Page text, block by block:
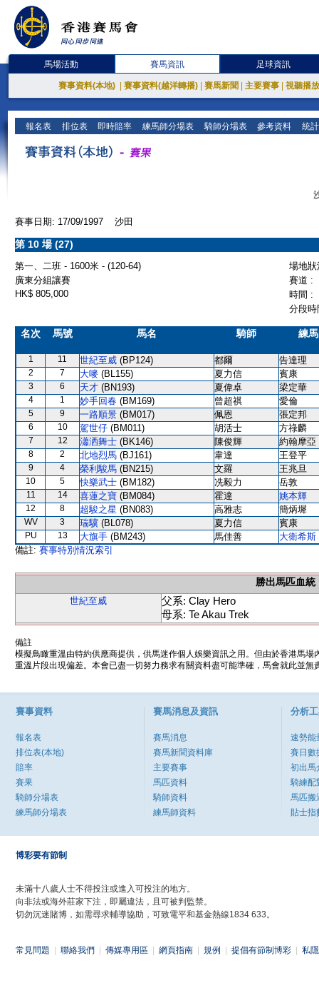
馬場活動 賽馬資訊 足球資訊
賽事資料(本地) 賽事資料(越洋轉播) 賽馬新聞 主要賽事 視聽播
報名表 排位表 即時賠率 練馬師分場表 騎師分場表 參考資料 統
賽事日期: 17/09/1997 沙田
第 10 場 (27)
第一、二班 - 1600米 - (120-64)
場地
廣東分組讓賽
賽道 :
HK$ 805,000
時間 :
分段
名次 馬號 馬名 騎師 練
1 11 世紀至威 (BP124) 都爾 告達理
2 7 大嘜 (BL155) 夏力信 賓康
3 6 天才 (BN193) 夏偉卓 梁定華
4 1 妙手回春 (BM169) 曾超祺 愛倫
5 9 一路順景 (BM017) 佩恩 張定邦
6 10 駕世仔 (BM011) 胡活士 方祿麟
7 12 瀟洒舞士 (BK146) 陳俊輝 約翰摩亞
8 2 北地烈馬 (BJ161) 韋達 王登平
9 4 榮利駿馬 (BN215) 文羅 王兆旦
10 5 快樂武士 (BM182) 冼毅力 岳敦
11 14 喜蓮之寶 (BM084) 霍達 姚本輝
12 8 超駿之星 (BN083) 高雅志 簡炳墀
WV 3 瑞驥 (BL078) 夏力信 賓康
PU 13 大旗手 (BM243) 馬佳善
大衛希斯
備註: 賽事特別情況索引
勝出馬匹血統
世紀至威
父系: Clay Hero
母系: Te Akau Trek
備註
模擬鳥瞰重溫由特約供應商提供，供馬迷作個人娛樂資訊之用。但由於香港馬
重溫片段出現偏差。本會已盡一切努力務求有關資料盡可能準確，馬會就此並
賽事資料
報名表
排位表(本地)
賠率
賽果
騎師分場表
練馬師分場表
賽馬消息及資訊
賽馬消息
賽馬新聞資料庫
主要賽事
馬匹資料
騎師資料
練馬師資料
分析
速勢能
賽日數
初出馬
騎練配
馬匹搬
貼士指
博彩要有節制
未滿十八歲人士不得投注或進入可投注的地方。
向非法或海外莊家下注，即屬違法，且可被判監禁。
切勿沉迷賭博，如需尋求輔導協助，可致電平和基金熱線1834 633。
常見問題 聯絡我們 傳媒專用區 網頁指南 規例 提倡有節制博彩 私